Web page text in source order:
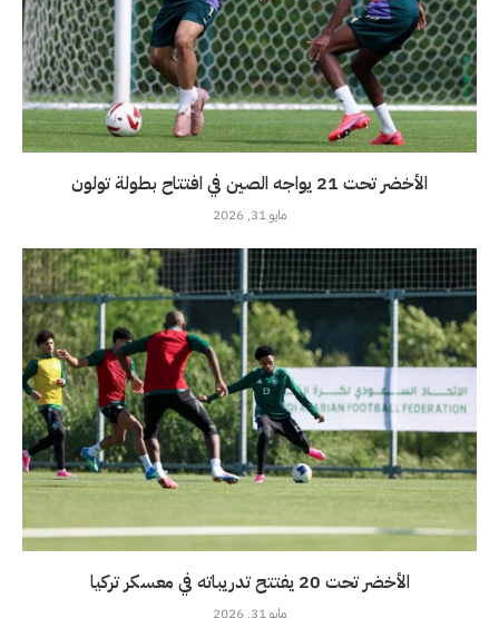
الأخضر تحت 21 يواجه الصين في افتتاح بطولة تولون
مايو 31, 2026
الأخضر تحت 20 يفتتح تدريباته في معسكر تركيا
مايو 31, 2026